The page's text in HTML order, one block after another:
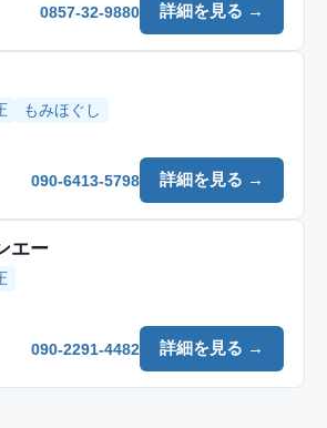
詳細を見る →
0857-32-9880
もみほぐし
詳細を見る →
090-6413-5798
エー
詳細を見る →
090-2291-4482